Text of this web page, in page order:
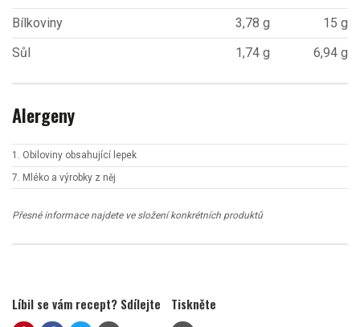
Bílkoviny 3,78 g
15 g
Sůl
1,74 g 6,94 g
Alergeny
1. Obiloviny obsahující lepek
7. Mléko a výrobky z něj
Přesné informace najdete ve složení konkrétních produktů
Líbil se vám recept? Sdílejte Tiskněte